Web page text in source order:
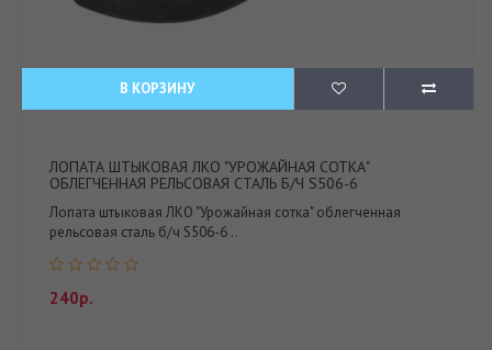
В КОРЗИНУ
ЛОПАТА ШТЫКОВАЯ ЛКО "УРОЖАЙНАЯ СОТКА"
ОБЛЕГЧЕННАЯ РЕЛЬСОВАЯ СТАЛЬ Б/Ч S506-6
Лопата штыковая ЛКО "Урожайная сотка" облегченная
рельсовая сталь б/ч S506-6 ..
240р.